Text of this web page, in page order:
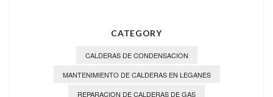
CATEGORY
CALDERAS DE CONDENSACION
MANTENIMIENTO DE CALDERAS EN LEGANES
REPARACION DE CALDERAS DE GAS